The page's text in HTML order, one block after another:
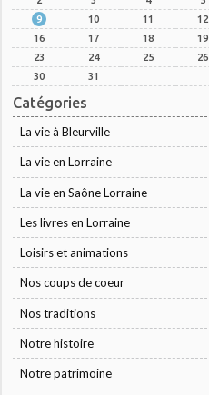
9
10 11 12
16
17 18 19
23
24 25 26
30
31
Catégories
La vie à Bleurville
La vie en Lorraine
La vie en Saône Lorraine
Les livres en Lorraine
Loisirs et animations
Nos coups de coeur
Nos traditions
Notre histoire
Notre patrimoine